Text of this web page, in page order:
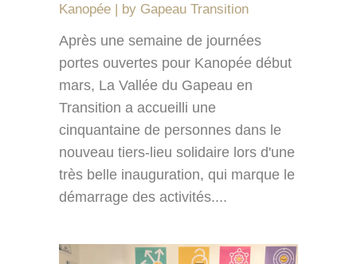
Kanopée
by Gapeau Transition
Après une semaine de journées
portes ouvertes pour Kanopée début
mars, La Vallée du Gapeau en
Transition a accueilli une
cinquantaine de personnes dans le
nouveau tiers-lieu solidaire lors d'une
très belle inauguration, qui marque le
démarrage des activités....